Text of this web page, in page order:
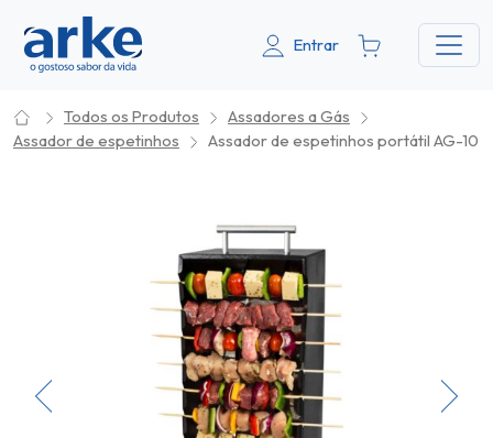
Entrar
Todos os Produtos
Assadores a Gás
Assador de espetinhos
Assador de espetinhos portátil AG-10